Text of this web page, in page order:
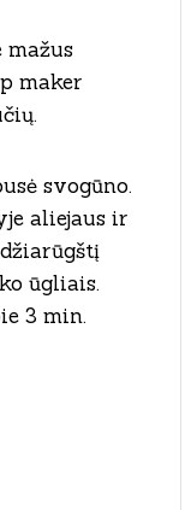
mažus
maker
svogūno.
aliejaus ir
ūgliais.
3 min.